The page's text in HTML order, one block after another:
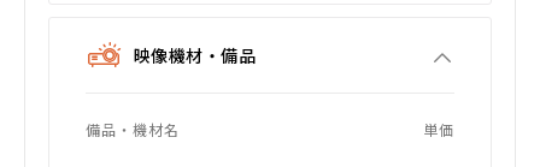
映像機材・備品
備品・機材名 単価